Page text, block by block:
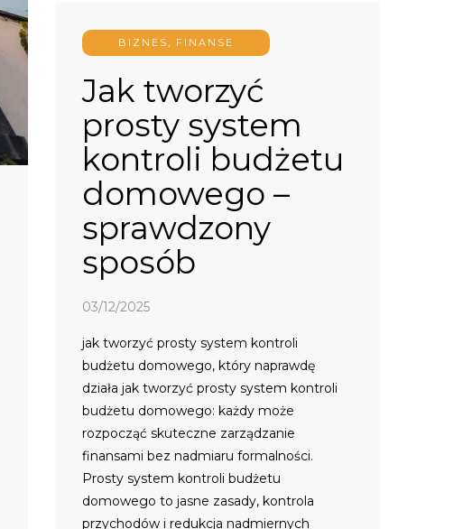
BIZNES, FINANSE
Jak tworzyć
prosty system
kontroli budżetu
domowego –
sprawdzony
sposób
03/12/2025
jak tworzyć prosty system kontroli
budżetu domowego, który naprawdę
działa jak tworzyć prosty system kontroli
budżetu domowego: każdy może
rozpocząć skuteczne zarządzanie
finansami bez nadmiaru formalności.
Prosty system kontroli budżetu
domowego to jasne zasady, kontrola
przychodów i redukcja nadmiernych